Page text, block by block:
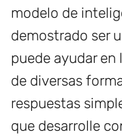
modelo de
demostrado ser
puede ayudar
de diversas
respuestas
que desarrolle